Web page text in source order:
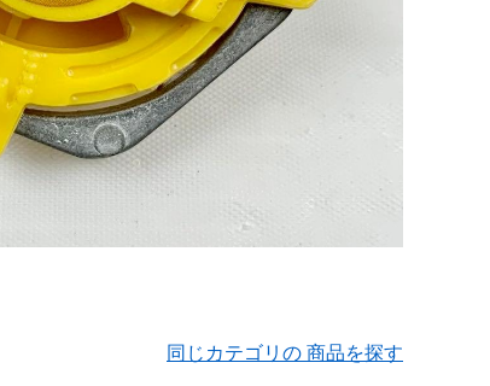
同じカテゴリの 商品を探す